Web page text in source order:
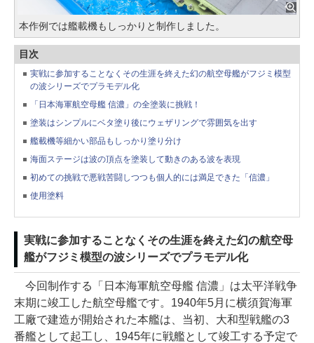
本作例では艦載機もしっかりと制作しました。
目次
実戦に参加することなくその生涯を終えた幻の航空母艦がフジミ模型
の波シリーズでプラモデル化
「日本海軍航空母艦 信濃」の全塗装に挑戦！
塗装はシンプルにベタ塗り後にウェザリングで雰囲気を出す
艦載機等細かい部品もしっかり塗り分け
海面ステージは波の頂点を塗装して動きのある波を表現
初めての挑戦で悪戦苦闘しつつも個人的には満足できた「信濃」
使用塗料
実戦に参加することなくその生涯を終えた幻の航空母
艦がフジミ模型の波シリーズでプラモデル化
今回制作する「日本海軍航空母艦 信濃」は太平洋戦争
末期に竣工した航空母艦です。1940年5月に横須賀海軍
工廠で建造が開始された本艦は、当初、大和型戦艦の3
番艦として起工し、1945年に戦艦として竣工する予定で